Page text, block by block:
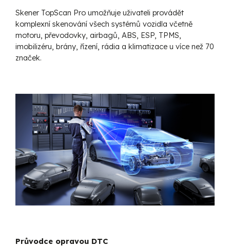
Skener TopScan Pro umožňuje uživateli provádět
komplexní skenování všech systémů vozidla včetně
motoru, převodovky, airbagů, ABS, ESP, TPMS,
imobilizéru, brány, řízení, rádia a klimatizace u více než 70
značek.
Průvodce opravou DTC